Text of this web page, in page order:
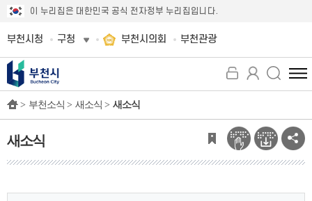
이 누리집은 대한민국 공식 전자정부 누리집입니다.
부천시청 구청 부천시의회 부천관광
전
체
뉴
보
기
> 부천소식 > 새소식 > 새소식
새소식